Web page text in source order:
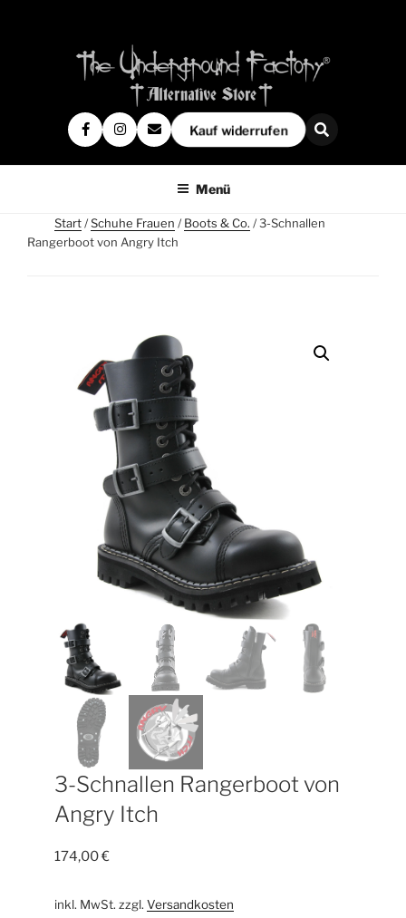
Kauf widerrufen
Menü
Start/Schuhe Frauen /Boots & Co. / 3-Schnallen
Rangerboot von Angry Itch
3-Schnallen Rangerboot von
Angry Itch
174,00€
inkl. MwSt. zzgl. Versandkosten